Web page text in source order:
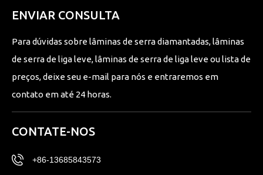
ENVIAR CONSULTA
Para dúvidas sobre lâminas de serra diamantadas, lâminas
de serra de liga leve, lâminas de serra de liga leve ou lista de
preços, deixe seu e-mail para nós e entraremos em
contato em até 24 horas.
CONTATE-NOS
+86-13685843573